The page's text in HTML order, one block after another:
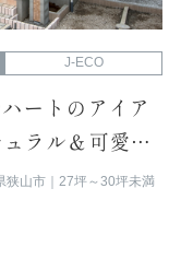
J-ECO
ートのアイア
ラル＆可愛い
外観
狭山市
27坪～30坪未満